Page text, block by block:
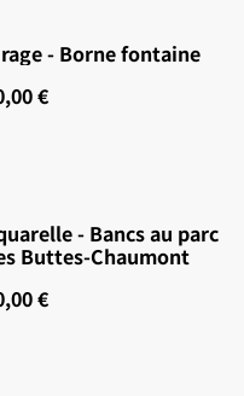
- Borne fontaine
€
- Bancs au parc
Buttes-Chaumont
€